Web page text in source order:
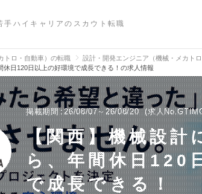
手ハイキャリアのスカウト転職
トロ・自動車）の転職
設計・開発エンジニア（機械・メカト
休日120日以上の好環境で成長できる！の求人情報
掲載期間 26/08/07～26/08/20 求人
【関西】機械設計
ら、年間休日120
で成長できる！